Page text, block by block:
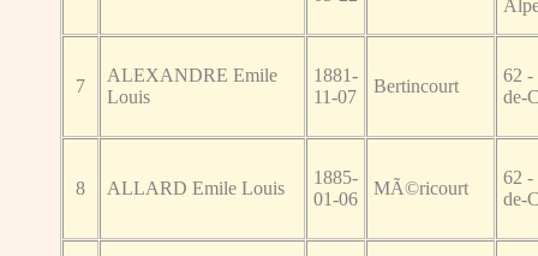
7
ALEXANDRE Emile
Louis
1881-
11-07
Bertincourt
62 -
de-
8 ALLARD Emile Louis
1885-
01-06
MÃ©ricourt
62 -
de-